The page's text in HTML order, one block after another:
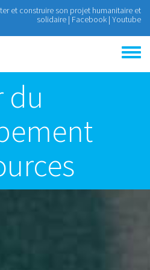
et construire son projet humanitaire et
solidaire | Facebook | Youtube
Toggle
menu
du